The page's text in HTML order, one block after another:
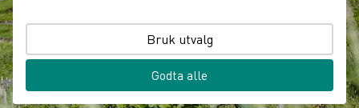
Bruk utvalg
Godta alle